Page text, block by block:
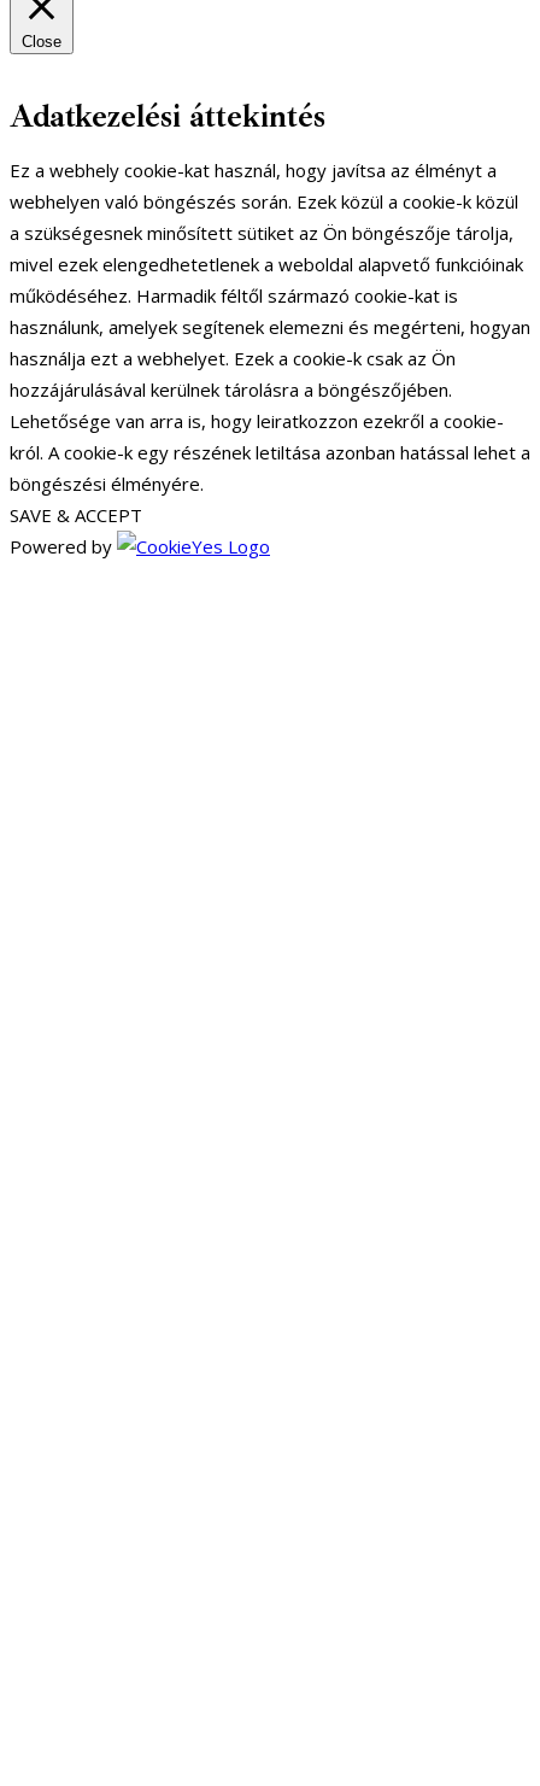
Close
Adatkezelési áttekintés
Ez a webhely cookie-kat használ, hogy javítsa az élményt a
webhelyen való böngészés során. Ezek közül a cookie-k közül
a szükségesnek minősített sütiket az Ön böngészője tárolja,
mivel ezek elengedhetetlenek a weboldal alapvető funkcióinak
működéséhez. Harmadik féltől származó cookie-kat is
használunk, amelyek segítenek elemezni és megérteni, hogyan
használja ezt a webhelyet. Ezek a cookie-k csak az Ön
hozzájárulásával kerülnek tárolásra a böngészőjében.
Lehetősége van arra is, hogy leiratkozzon ezekről a cookie-
król. A cookie-k egy részének letiltása azonban hatással lehet a
böngészési élményére.
SAVE & ACCEPT
Powered by